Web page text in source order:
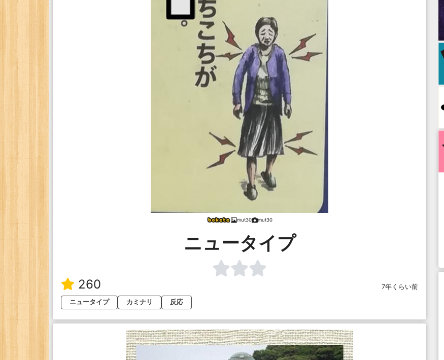
mut30 mut30
ニュータイプ
260
7年くらい前
ニュータイプ
カミナリ 反応